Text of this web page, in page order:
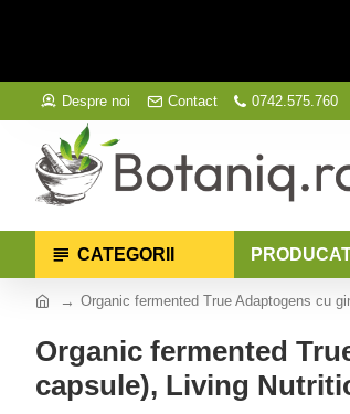
Despre noi Contact 0742.575.760
CATEGORII
Organic fermented True Adaptogens cu
Organic fermented
capsule), Living